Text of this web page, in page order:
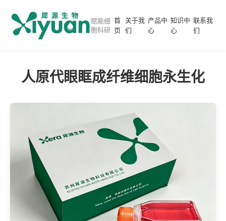
赋能细
胞科研
首
页
关于我
们
产品中
心
知识中
心
联系我
们
人原代眼眶成纤维细胞永生化